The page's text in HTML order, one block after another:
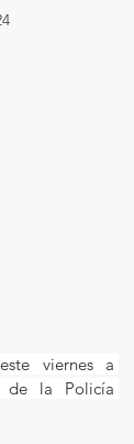
de la Policía